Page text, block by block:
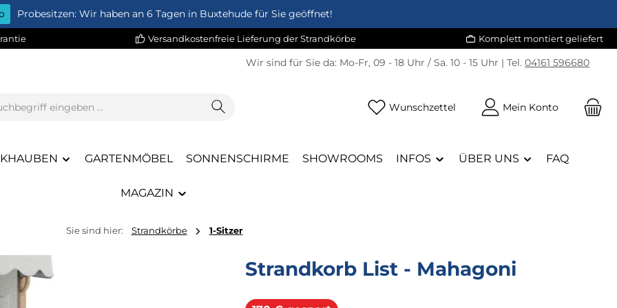
Probesitzen: Wir haben an 6 Tagen in Buxtehude für Sie geöffnet!
Versandkostenfreie Lieferung der Strandkörbe Komplett montiert geliefert
Wir sind für Sie da: Mo-Fr, 09 - 18 Uhr / Sa. 10 - 15 Uhr | Tel. 04161 596680
Wunschzettel Du hast 0 Produkte auf dem
Mein Konto
GARTENMÖBEL SONNENSCHIRME SHOWROOMS INFOS ÜBER UNS FAQ
MAGAZIN
Sie sind hier: Strandkörbe 1-Sitzer
Strandkorb List - Mahagoni